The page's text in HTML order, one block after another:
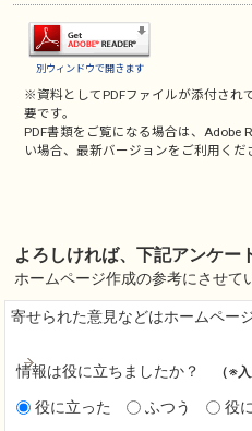
別ウィンドウで開きます
※資料としてPDFファイルが添付され
要です。
PDF書類をご覧になる場合は、Adobe
い場合、最新バージョンをご利用くだ